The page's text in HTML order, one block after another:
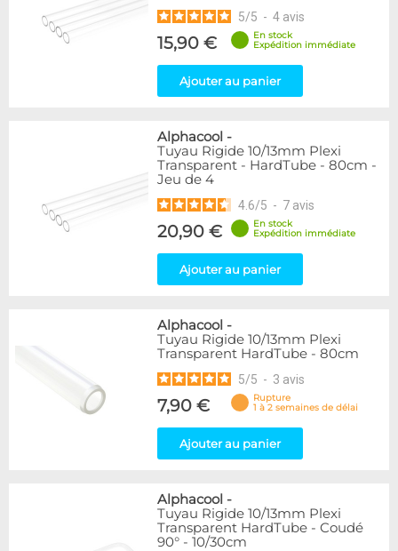
5/5 - 4 avis
15,90 €
En stock
Expédition immédiate
Ajouter au panier
Alphacool -
Tuyau Rigide 10/13mm Plexi
Transparent - HardTube - 80cm -
Jeu de 4
4.6/5 - 7 avis
20,90 €
En stock
Expédition immédiate
Ajouter au panier
Alphacool -
Tuyau Rigide 10/13mm Plexi
Transparent HardTube - 80cm
5/5 - 3 avis
7,90 €
Rupture
1 à 2 semaines de délai
Ajouter au panier
Alphacool -
Tuyau Rigide 10/13mm Plexi
Transparent HardTube - Coudé
90° - 10/30cm